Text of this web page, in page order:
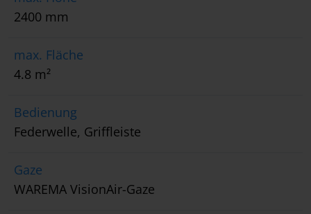
2400 mm
max. Fläche
4.8 m²
Bedienung
Federwelle, Griffleiste
Gaze
WAREMA VisionAir-Gaze